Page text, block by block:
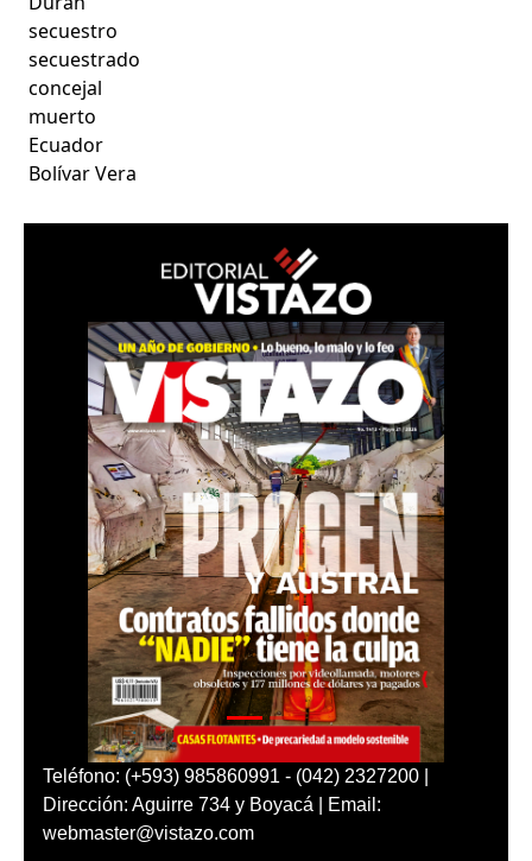
secuestro
secuestrado
concejal
muerto
Ecuador
Bolívar Vera
Teléfono: (+593) 985860991 - (042) 2327200 |
Dirección: Aguirre 734 y Boyacá | Email:
webmaster@vistazo.com